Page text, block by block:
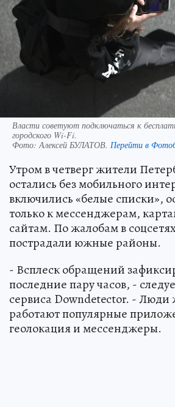
Власти советуют подключаться к
городского Wi-Fi.
Фото:Алексей БУЛАТОВ. Перейти в
Утром в четверг жители
остались без мобильного
включились «белые списки»,
только к мессенджерам,
сайтам. По жалобам в
пострадали южные районы.
- Всплеск обращений
последние пару часов, -
сервиса Downdetector. - Люди
работают популярные
геолокация и мессенджеры.